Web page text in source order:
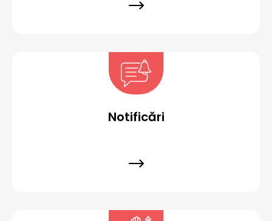
Notificări